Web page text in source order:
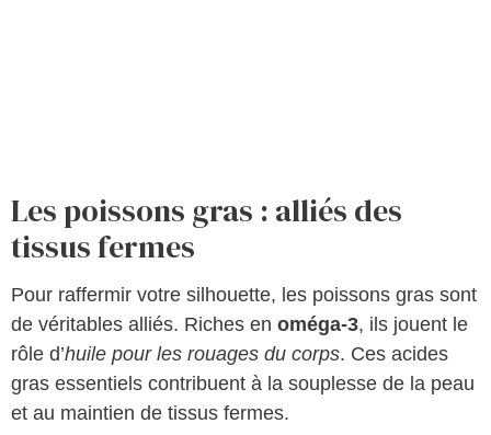
Les poissons gras : alliés des
tissus fermes
Pour raffermir votre silhouette, les poissons gras sont
de véritables alliés. Riches en oméga-3, ils jouent le
rôle d’huile pour les rouages du corps. Ces acides
gras essentiels contribuent à la souplesse de la peau
et au maintien de tissus fermes.